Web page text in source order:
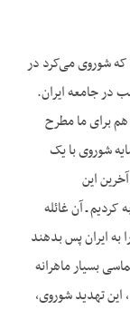
که شوروی می‌کرد در
در جامعه ایران.
برای ما مطرح
شوروی با یک
این
ـ آن غائله
به ایران پس بدهند
بسیار ماهرانه
این تهدید شوروی،